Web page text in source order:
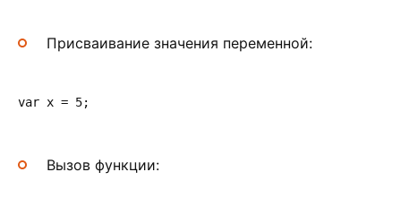
Присваивание значения переменной:
var x = 5;
Вызов функции: